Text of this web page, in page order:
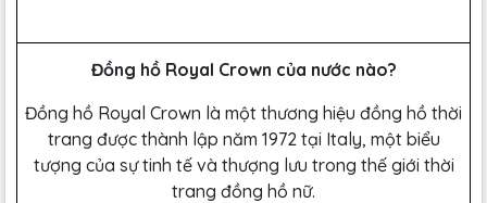
Đồng hồ Royal Crown của nước nào?
Đồng hồ Royal Crown là một thương hiệu đồng hồ thời
trang được thành lập năm 1972 tại Italy, một biểu
tượng của sự tinh tế và thượng lưu trong thế giới thời
trang đồng hồ nữ.